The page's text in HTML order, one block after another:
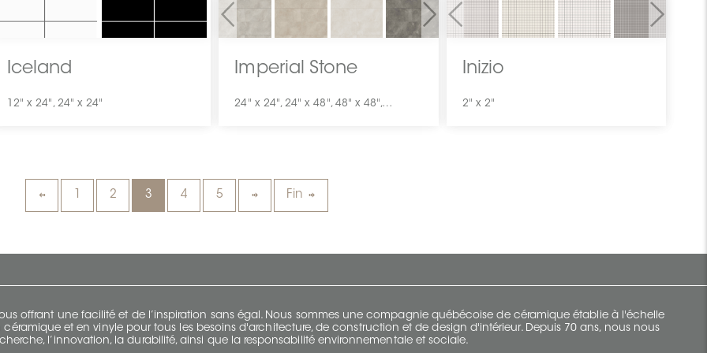
Iceland
12" x 24", 24" x 24"
Previous Next
Imperial Stone
24" x 24", 24" x 48", 48" x 48", 12" x 24", 48" x 110"
Previous Next
Inizio
2" x 2"
2 3 4 5 Fin
offrant une facilité et de l’inspiration sans égal. Nous sommes une compagnie québécoise de céramique établie à l'échelle
et en vinyle pour tous les besoins d'architecture, de construction et de design d'intérieur. Depuis 70 ans, nous nous
l’innovation, la durabilité, ainsi que la responsabilité environnementale et sociale.